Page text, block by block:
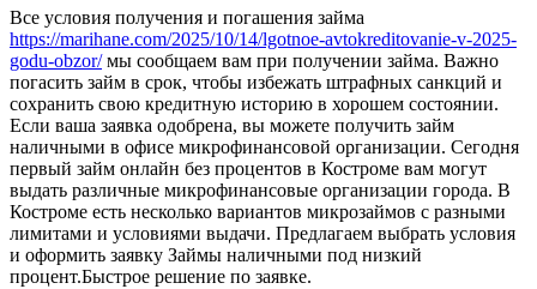
Все условия получения и погашения займа
https://marihane.com/2025/10/14/lgotnoe-avtokreditovanie-v-2025-
godu-obzor/мы сообщаем вам при получении займа. Важно
погасить займ в срок, чтобы избежать штрафных санкций и
сохранить свою кредитную историю в хорошем состоянии.
Если ваша заявка одобрена, вы можете получить займ
наличными в офисе микрофинансовой организации. Сегодня
первый займ онлайн без процентов в Костроме вам могут
выдать различные микрофинансовые организации города. В
Костроме есть несколько вариантов микрозаймов с разными
лимитами и условиями выдачи. Предлагаем выбрать условия
и оформить заявку Займы наличными под низкий
процент.Быстрое решение по заявке.